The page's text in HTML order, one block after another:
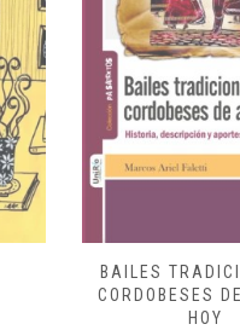
BAILES
CORDOBESES
HOY